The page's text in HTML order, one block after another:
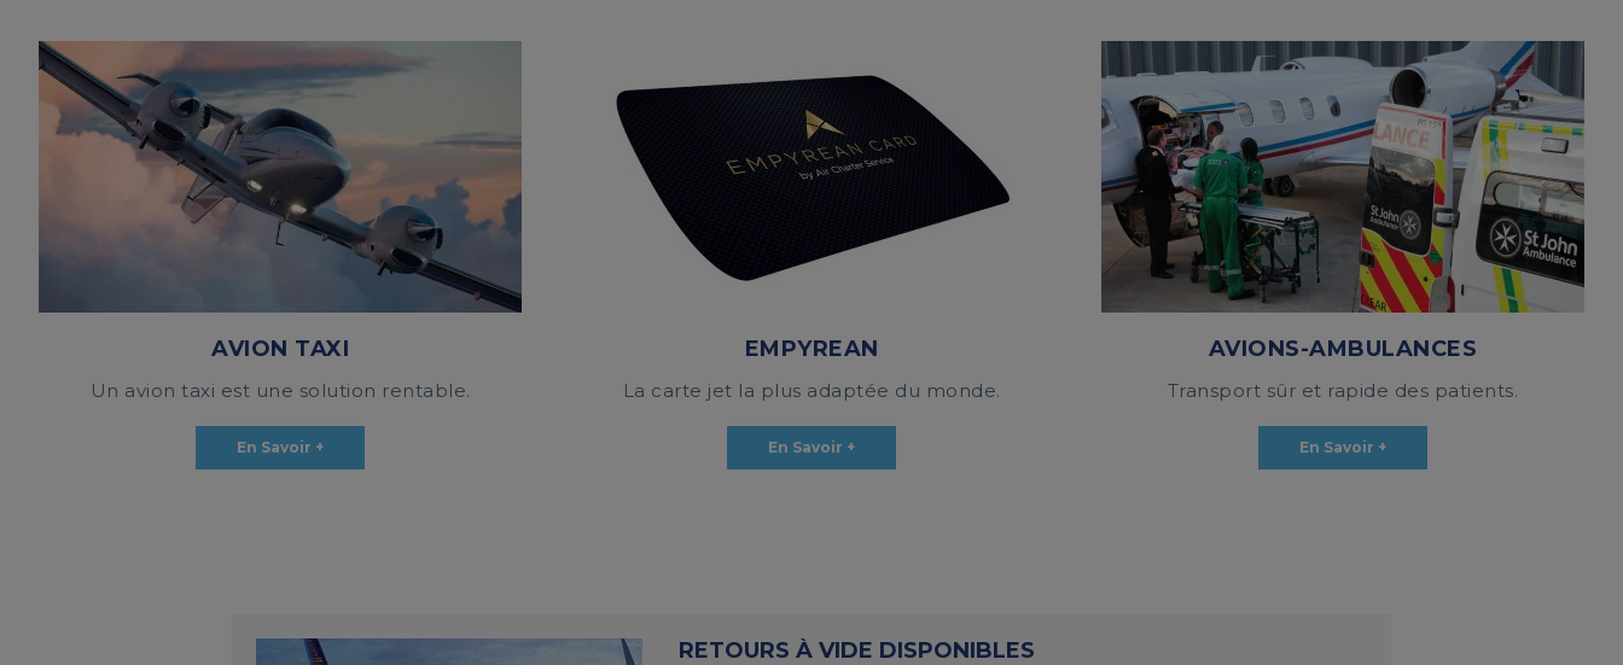
AVION TAXI
Un avion taxi est une solution rentable.
En Savoir +
EMPYREAN
La carte jet la plus adaptée du monde.
En Savoir +
AVIONS-AMBULANCES
Transport sûr et rapide des patients.
En Savoir +
RETOURS À VIDE DISPONIBLES